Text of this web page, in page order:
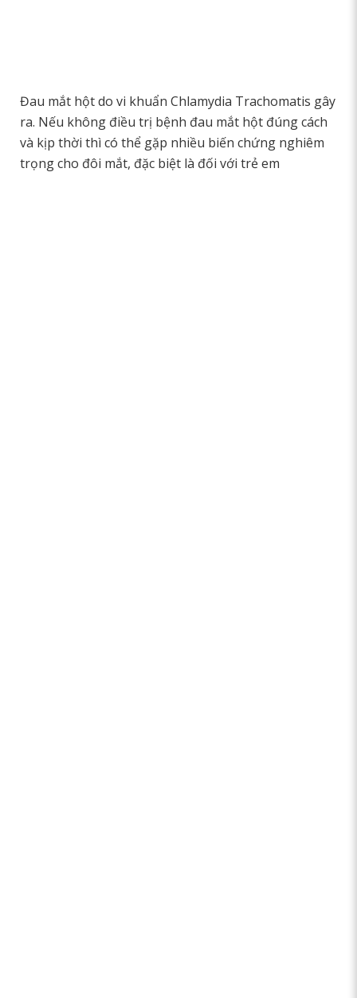
Đau mắt hột do vi khuẩn Chlamydia Trachomatis gây
ra. Nếu không điều trị bệnh đau mắt hột đúng cách
và kịp thời thì có thể gặp nhiều biến chứng nghiêm
trọng cho đôi mắt, đặc biệt là đối với trẻ em